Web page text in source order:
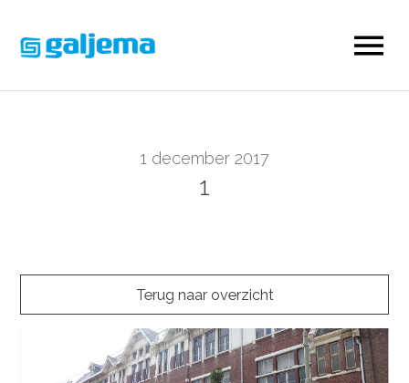
1 december 2017
1
Terug naar overzicht